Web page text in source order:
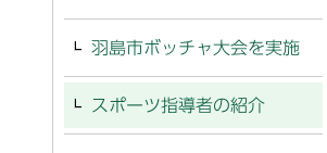
羽島市ボッチャ大会を実施
スポーツ指導者の紹介